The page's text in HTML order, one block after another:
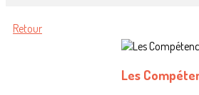
Retour
Les